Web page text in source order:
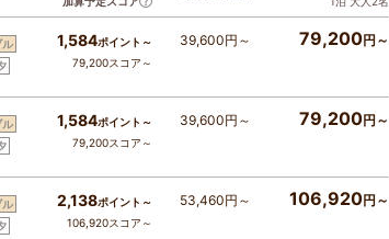
ル
1,584ポイント～
79,200スコア～
39,600円～ 79,200円～
ル
1,584ポイント～
79,200スコア～
39,600円～ 79,200円～
ル
2,138ポイント～
106,920スコア～
53,460円～ 106,920円～